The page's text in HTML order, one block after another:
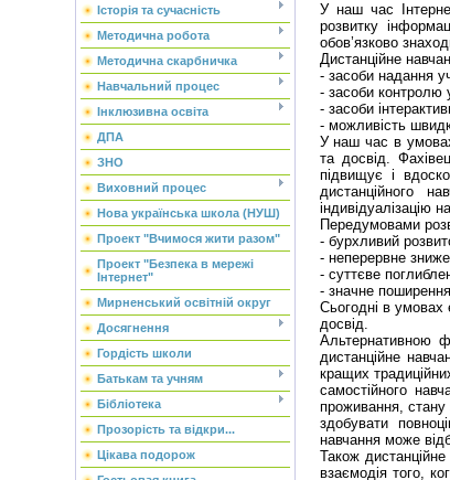
Історія та сучасність
Методична робота
Методична скарбничка
Навчальний процес
Інклюзивна освіта
ДПА
ЗНО
Виховний процес
Нова українська школа (НУШ)
Проект "Вчимося жити разом"
Проект "Безпека в мережі
Інтернет"
Мирненський освітній округ
Досягнення
Гордість школи
Батькам та учням
Бібліотека
Прозорість та відкри...
Цікава подорож
У наш час
розвитку
обов’язково
Дистанційне
- засоби надання
- засоби контролю
- засоби
- можливість
У наш час в умовах
та досвід.
підвищує і
дистанційного
індивідуалізацію
Передумовами
- бурхливий
- неперервне
- суттєве
- значне
Сьогодні в умовах
досвід.
Альтернативною
дистанційне
кращих
самостійного
проживання, стану
здобувати
навчання може
Також
взаємодія того,